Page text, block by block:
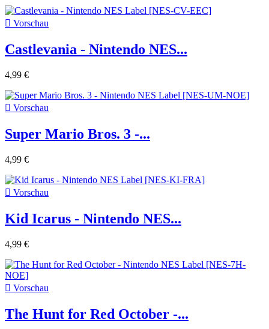
 Vorschau
Castlevania - Nintendo NES...
4,99 €
 Vorschau
Super Mario Bros. 3 -...
4,99 €
 Vorschau
Kid Icarus - Nintendo NES...
4,99 €
 Vorschau
The Hunt for Red October -...